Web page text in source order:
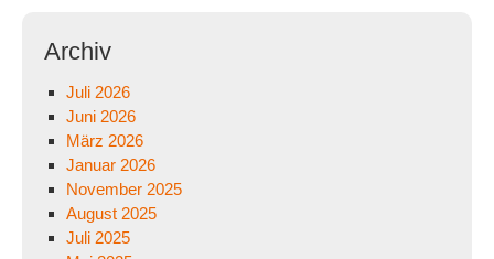
Archiv
Juli 2026
Juni 2026
März 2026
Januar 2026
November 2025
August 2025
Juli 2025